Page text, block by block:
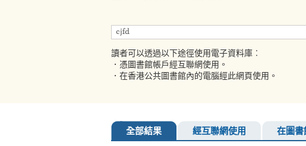
讀者可以透過以下途徑使用電子資料庫︰
．憑圖書館帳戶經互聯網使用。
．在香港公共圖書館內的電腦經此網頁使用。
全部結果 經互聯網使用 在圖書